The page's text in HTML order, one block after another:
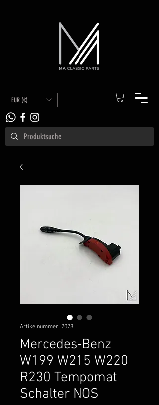
EUR (€)
Artikelnummer: 2078
Mercedes-Benz
W199 W215 W220
R230 Tempomat
Schalter NOS